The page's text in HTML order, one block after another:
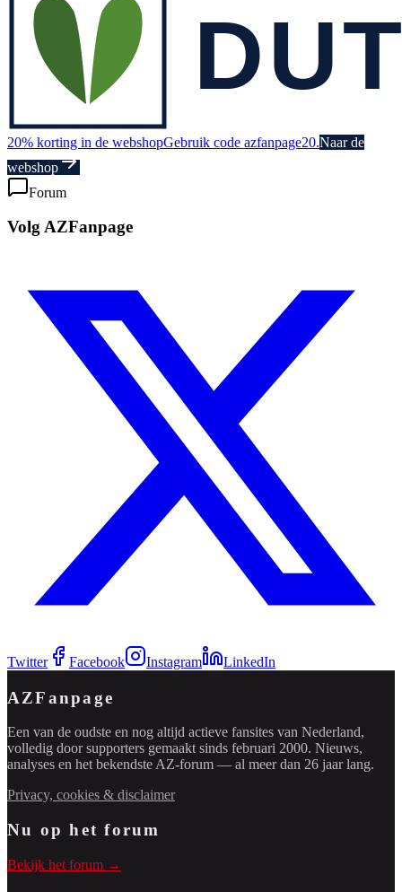
20% korting in de webshopGebruik code azfanpage20.Naar de
webshop
Forum
Volg AZFanpage
Twitter Facebook Instagram LinkedIn
AZFanpage
Een van de oudste en nog altijd actieve fansites van Nederland,
volledig door supporters gemaakt sinds februari 2000. Nieuws,
analyses en het bekendste AZ-forum — al meer dan 26 jaar lang.
Privacy, cookies & disclaimer
Nu op het forum
Bekijk het forum →